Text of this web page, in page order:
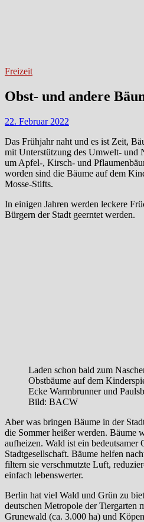
Freizeit
Obst- und andere
22. Februar 2022
Das Frühjahr naht und es ist Zeit,
mit Unterstützung des Umwelt- und
um Apfel-, Kirsch- und
worden sind die Bäume auf dem
Mosse-Stifts.
In einigen Jahren werden leckere
Bürgern der Stadt geerntet werden.
Laden schon bald zum
Obstbäume auf dem
Ecke Warmbrunner und
Bild: BACW
Aber was bringen Bäume in der
die Sommer heißer werden. Bäume
aufheizen. Wald ist ein
Stadtgesellschaft. Bäume helfen
filtern sie verschmutzte Luft,
einfach lebenswerter.
Berlin hat viel Wald und Grün zu
deutschen Metropole der Tiergarten
Grunewald (ca. 3.000 ha) und